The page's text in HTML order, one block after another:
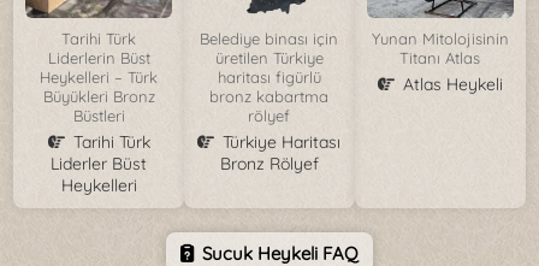
Tarihi Türk
Liderlerin Büst
Heykelleri – Türk
Büyükleri Bronz
Büstleri
Tarihi Türk
Liderler Büst
Heykelleri
Belediye binası için
üretilen Türkiye
haritası figürlü
bronz kabartma
rölyef
Türkiye Haritası
Bronz Rölyef
Yunan Mitolojisinin
Titanı Atlas
Atlas Heykeli
Sucuk Heykeli FAQ